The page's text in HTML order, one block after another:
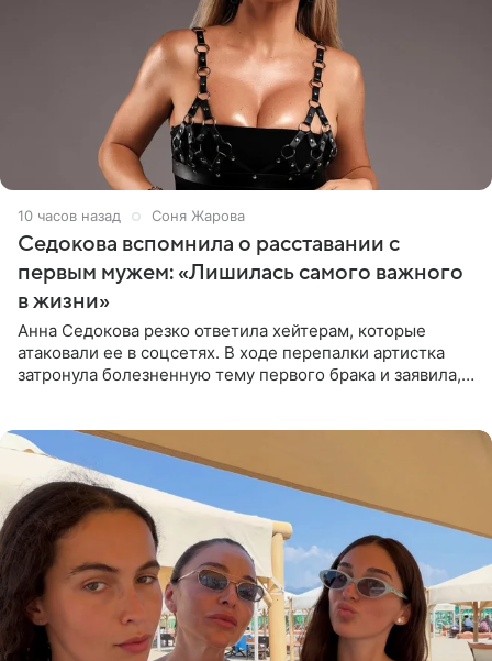
10 часов назад Соня Жарова
Седокова вспомнила о расставании с
первым мужем: «Лишилась самого важного
в жизни»
Анна Седокова резко ответила хейтерам, которые
атаковали ее в соцсетях. В ходе перепалки артистка
затронула болезненную тему первого брака и заявила,